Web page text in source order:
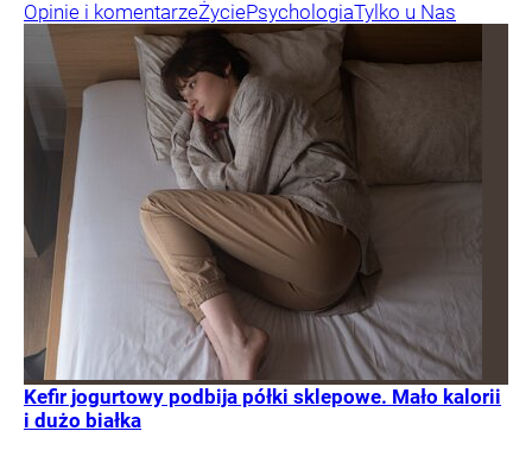
Opinie i komentarzeŻyciePsychologiaTylko u Nas
Kefir jogurtowy podbija półki sklepowe. Mało kalorii
i dużo białka